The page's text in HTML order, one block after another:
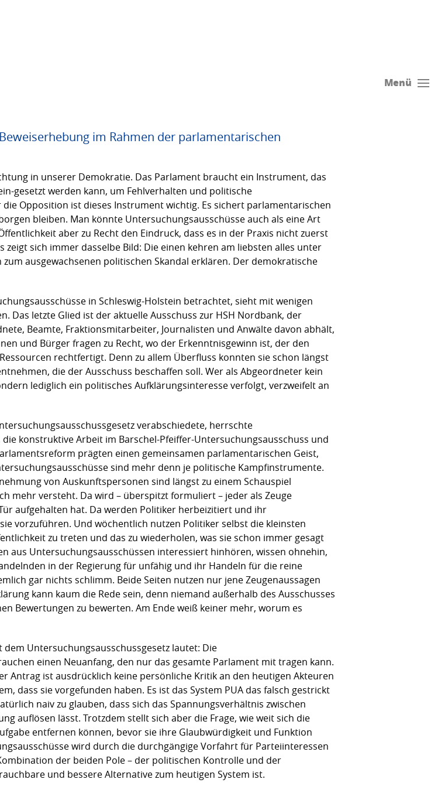
Menü
im Rahmen der parlamentarischen
in unserer Demokratie. Das Parlament braucht ein Instrument, das
gesetzt werden kann, um Fehlverhalten und politische
Opposition ist dieses Instrument wichtig. Es sichert parlamentarischen
bleiben. Man könnte Untersuchungsausschüsse auch als eine Art
aber zu Recht den Eindruck, dass es in der Praxis nicht zuerst
sich immer dasselbe Bild: Die einen kehren am liebsten alles unter
ausgewachsenen politischen Skandal erklären. Der demokratische
in Schleswig-Holstein betrachtet, sieht mit wenigen
Das letzte Glied ist der aktuelle Ausschuss zur HSH Nordbank, der
Beamte, Fraktionsmitarbeiter, Journalisten und Anwälte davon abhält,
und Bürger fragen zu Recht, wo der Erkenntnisgewinn ist, der den
rechtfertigt. Denn zu allem Überfluss konnten sie schon längst
die der Ausschuss beschaffen soll. Wer als Abgeordneter kein
lediglich ein politisches Aufklärungsinteresse verfolgt, verzweifelt an
verabschiedete, herrschte
konstruktive Arbeit im Barschel-Pfeiffer-Untersuchungsausschuss und
prägten einen gemeinsamen parlamentarischen Geist,
sind mehr denn je politische Kampfinstrumente.
von Auskunftspersonen sind längst zu einem Schauspiel
mehr versteht. Da wird – überspitzt formuliert – jeder als Zeuge
aufgehalten hat. Da werden Politiker herbeizitiert und ihr
vorzuführen. Und wöchentlich nutzen Politiker selbst die kleinsten
zu treten und das zu wiederholen, was sie schon immer gesagt
aus Untersuchungsausschüssen interessiert hinhören, wissen ohnehin,
in der Regierung für unfähig und ihr Handeln für die reine
gar nichts schlimm. Beide Seiten nutzen nur jene Zeugenaussagen
kann kaum die Rede sein, denn niemand außerhalb des Ausschusses
Bewertungen zu bewerten. Am Ende weiß keiner mehr, worum es
dem Untersuchungsausschussgesetz lautet: Die
einen Neuanfang, den nur das gesamte Parlament mit tragen kann.
Antrag ist ausdrücklich keine persönliche Kritik an den heutigen Akteuren
dass sie vorgefunden haben. Es ist das System PUA das falsch gestrickt
naiv zu glauben, dass sich das Spannungsverhältnis zwischen
auflösen lässt. Trotzdem stellt sich aber die Frage, wie weit sich die
entfernen können, bevor sie ihre Glaubwürdigkeit und Funktion
wird durch die durchgängige Vorfahrt für Parteiinteressen
der beiden Pole – der politischen Kontrolle und der
und bessere Alternative zum heutigen System ist.